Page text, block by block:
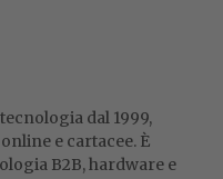
dal 1999,
e cartacee. È
B2B, hardware e